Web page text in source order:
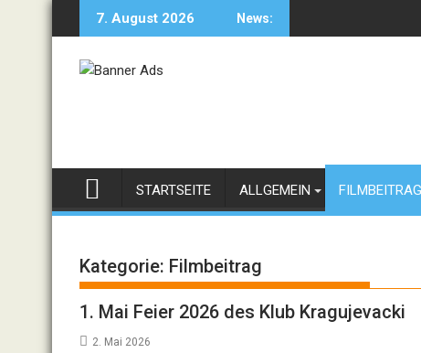
7. August 2026 News:
STARTSEITE ALLGEMEIN FILMBEITRAG
Kategorie: Filmbeitrag
1. Mai Feier 2026 des Klub Kragujevacki
2. Mai 2026